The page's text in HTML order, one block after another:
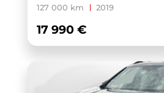
127 000 km 2019
17 990 €